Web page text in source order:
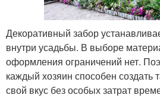
Декоративный забор
внутри усадьбы. В выборе
оформления ограничений нет.
каждый хозяин способен создать
свой вкус без особых затрат